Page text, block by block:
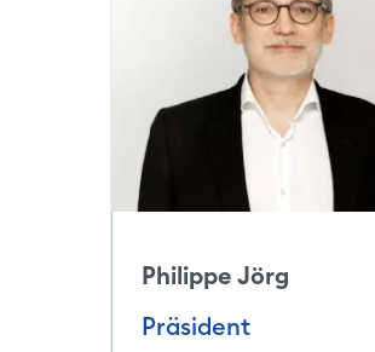
Philippe Jörg
Präsident